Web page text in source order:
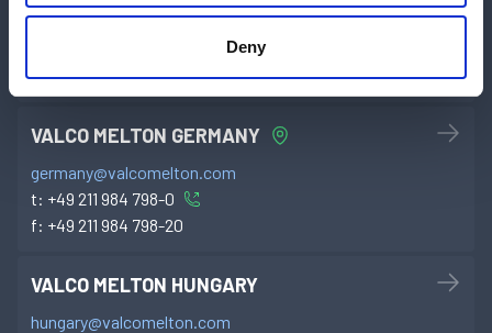
Deny
france@valcomelton.com
f:+33 4-7555-7420
VALCO MELTON GERMANY
germany@valcomelton.com
t: +49 211 984 798-0
f: +49 211 984 798-20
VALCO MELTON HUNGARY
hungary@valcomelton.com